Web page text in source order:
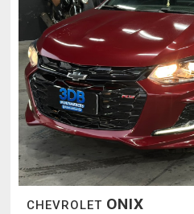
CHEVROLET ONIX